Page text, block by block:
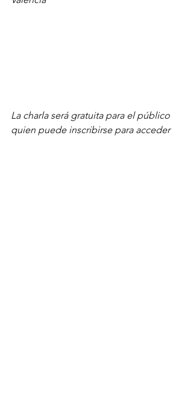
La charla será gratuita para el público
quien puede inscribirse para acceder